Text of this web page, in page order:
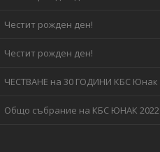
Честит рожден ден!
Честит рожден ден!
ЧЕСТВАНЕ на 30 ГОДИНИ КБС Юнак
Общо събрание на КБС ЮНАК 2022